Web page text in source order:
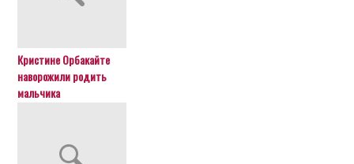
Кристине Орбакайте
наворожили родить
мальчика